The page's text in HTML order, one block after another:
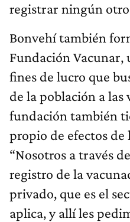
registrar ningún otro
Bonvehí también
Fundación Vacunar,
fines de lucro que
de la población a las
fundación también
propio de efectos de
“Nosotros a través
registro de la
privado, que es el
aplica, y allí les